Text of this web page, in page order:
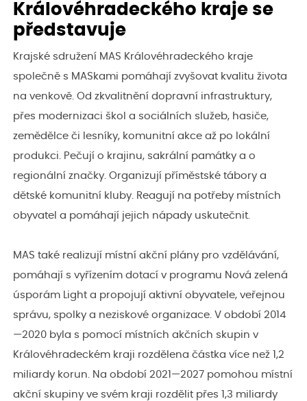
Královéhradeckého kraje se
představuje
Krajské sdružení MAS Královéhradeckého kraje
společně s MASkami pomáhají zvyšovat kvalitu života
na venkově. Od zkvalitnění dopravní infrastruktury,
přes modernizaci škol a sociálních služeb, hasiče,
zemědělce či lesníky, komunitní akce až po lokální
produkci. Pečují o krajinu, sakrální památky a o
regionální značky. Organizují příměstské tábory a
dětské komunitní kluby. Reagují na potřeby místních
obyvatel a pomáhají jejich nápady uskutečnit.
MAS také realizují místní akční plány pro vzdělávání,
pomáhají s vyřízením dotací v programu Nová zelená
úsporám Light a propojují aktivní obyvatele, veřejnou
správu, spolky a neziskové organizace. V období 2014
—2020 byla s pomocí místních akčních skupin v
Královéhradeckém kraji rozdělena částka více než 1,2
miliardy korun. Na období 2021—2027 pomohou místní
akční skupiny ve svém kraji rozdělit přes 1,3 miliardy